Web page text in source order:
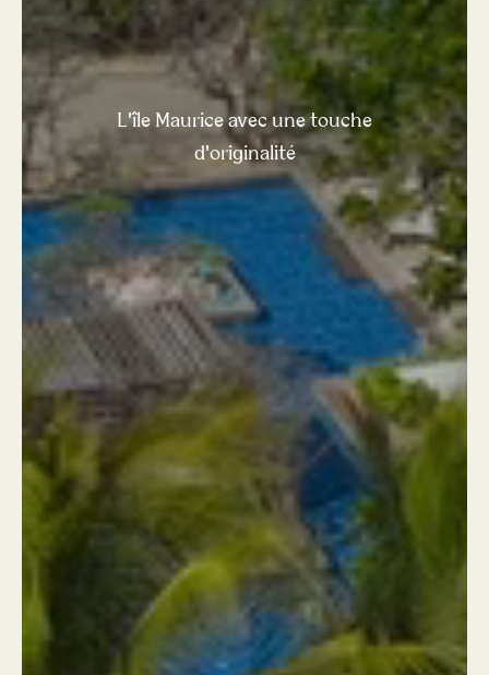
L'île Maurice avec une touche
d'originalité